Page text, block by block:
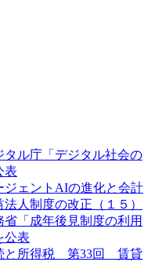
タル庁「デジタル社会の
表
ジェントAIの進化と会計
法人制度の改正（１５）
省「成年後見制度の利用
公表
と所得税 第33回 賃貸